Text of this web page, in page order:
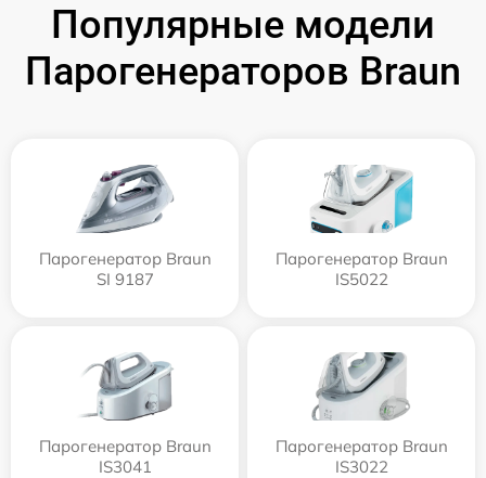
Популярные модели
Парогенераторов Braun
Парогенератор Braun
SI 9187
Парогенератор Braun
IS5022
Парогенератор Braun
IS3041
Парогенератор Braun
IS3022